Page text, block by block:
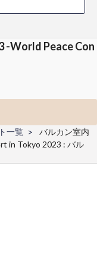
-World Peace Con
一覧
バルカン室内
in Tokyo 2023 : バル